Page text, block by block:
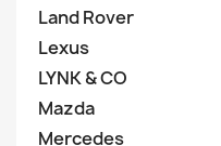
Land Rover
Lexus
LYNK & CO
Mazda
Mercedes